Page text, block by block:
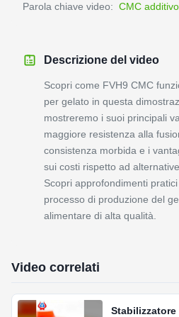
Parola chiave video: CMC
Descrizione del video
Scopri come FVH9 CMC
per gelato in questa
mostreremo i suoi principali
maggiore resistenza alla
consistenza morbida e i
sui costi rispetto ad
Scopri approfondimenti
processo di produzione del
alimentare di alta qualità.
Video correlati